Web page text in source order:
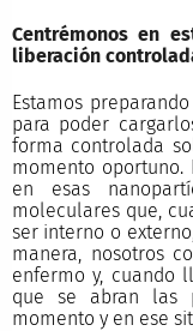
Centrémonos en
liberación
Estamos
para poder
forma controlada
momento oportuno.
en esas
moleculares que,
ser interno o
manera, nosotros
enfermo y, cuando
que se abran las
momento y en ese